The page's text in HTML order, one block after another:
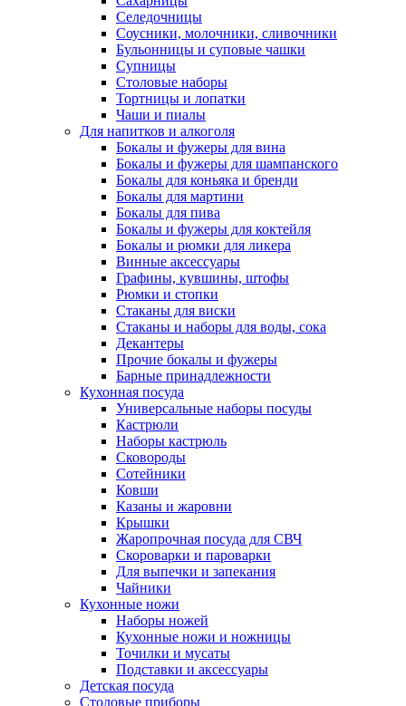
Селедочницы
Соусники, молочники, сливочники
Бульонницы и суповые чашки
Супницы
Столовые наборы
Тортницы и лопатки
Чаши и пиалы
Для напитков и алкоголя
Бокалы и фужеры для вина
Бокалы и фужеры для шампанского
Бокалы для коньяка и бренди
Бокалы для мартини
Бокалы для пива
Бокалы и фужеры для коктейля
Бокалы и рюмки для ликера
Винные аксессуары
Графины, кувшины, штофы
Рюмки и стопки
Стаканы для виски
Стаканы и наборы для воды, сока
Декантеры
Прочие бокалы и фужеры
Барные принадлежности
Кухонная посуда
Универсальные наборы посуды
Кастрюли
Наборы кастрюль
Сковороды
Сотейники
Ковши
Казаны и жаровни
Крышки
Жаропрочная посуда для СВЧ
Скороварки и пароварки
Для выпечки и запекания
Чайники
Кухонные ножи
Наборы ножей
Кухонные ножи и ножницы
Точилки и мусаты
Подставки и аксессуары
Детская посуда
Столовые приборы